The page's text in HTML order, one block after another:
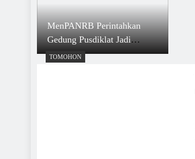
MenPANRB Perintahkan
Gedung Pusdiklat Jadi
Tempat Isoter ASN Terpapar
TOMOHON